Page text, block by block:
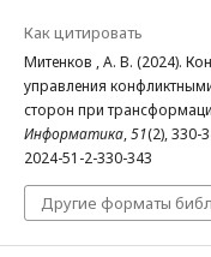
Как цитировать
Митенков , А. В. (2024).
управления
сторон при
Информатика,51(2), 330-
2024-51-2-330-343
Другие форматы